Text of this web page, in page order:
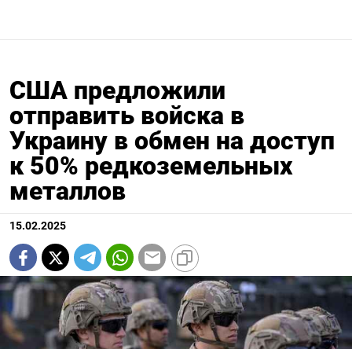
США предложили
отправить войска в
Украину в обмен на доступ
к 50% редкоземельных
металлов
15.02.2025